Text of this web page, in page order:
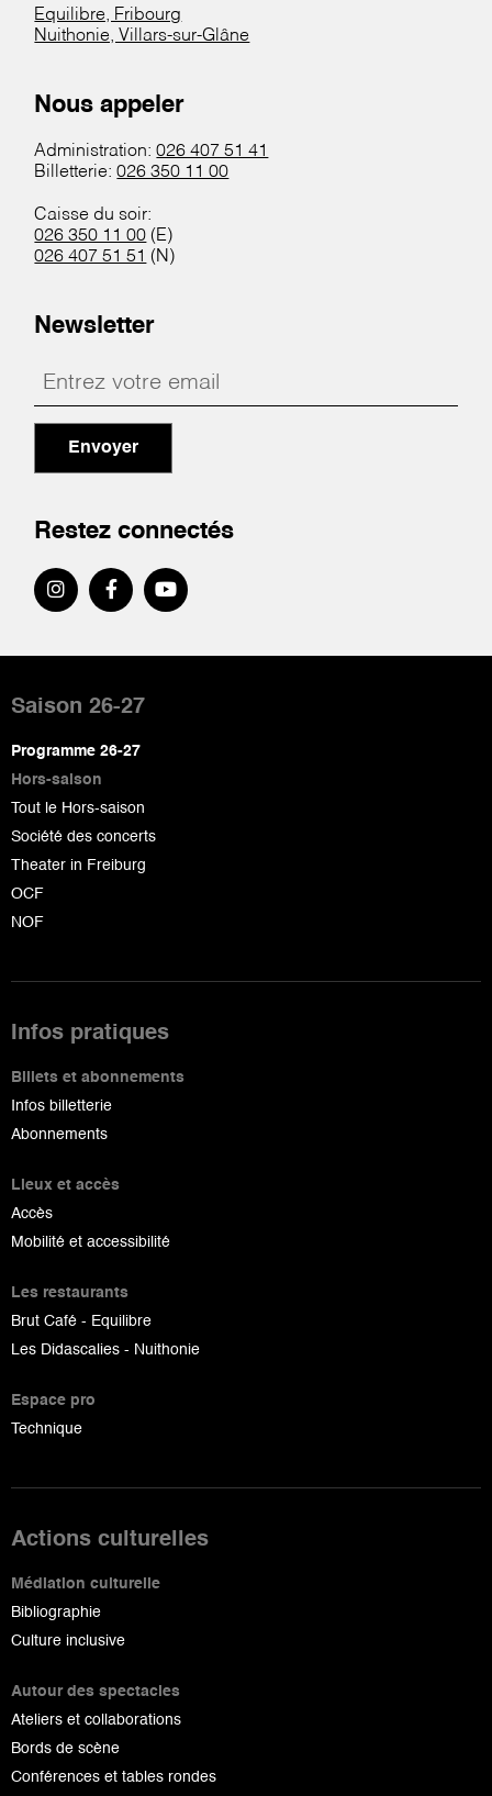
Equilibre, Fribourg
Nuithonie, Villars-sur-Glâne
Nous appeler
Administration:026 407 51 41
Billetterie:026 350 11 00
Caisse du soir:
026 350 11 00 (E)
026 407 51 51 (N)
Newsletter
Envoyer
Restez connectés
de
page
Saison 26-27
Programme 26-27
Hors-saison
Tout le Hors-saison
Société des concerts
Theater in Freiburg
OCF
NOF
Infos pratiques
Billets et abonnements
Infos billetterie
Abonnements
Lieux et accès
Accès
Mobilité et accessibilité
Les restaurants
Brut Café - Equilibre
Les Didascalies - Nuithonie
Espace pro
Technique
Actions culturelles
Médiation culturelle
Bibliographie
Culture inclusive
Autour des spectacles
Ateliers et collaborations
Bords de scène
Conférences et tables rondes